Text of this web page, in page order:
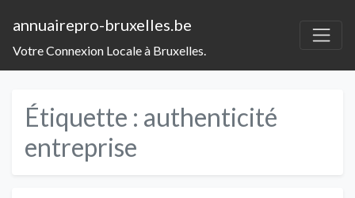
annuairepro-bruxelles.be
Votre Connexion Locale à Bruxelles.
Étiquette : authenticité
entreprise